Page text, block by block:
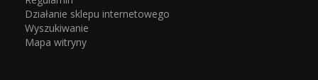
Działanie sklepu internetowego
Wyszukiwanie
Mapa witryny